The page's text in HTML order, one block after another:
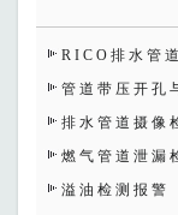
RICO排水管
管道带压开孔
排水管道摄像
燃气管道泄漏
溢油检测报警